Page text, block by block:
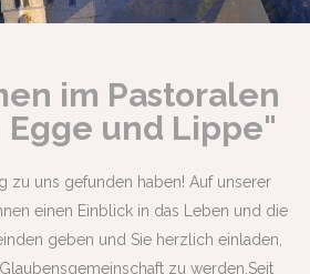
im Pastoralen
Egge und Lippe"
zu uns gefunden haben! Auf unserer
einen Einblick in das Leben und die
geben und Sie herzlich einladen,
zu werden.Seit